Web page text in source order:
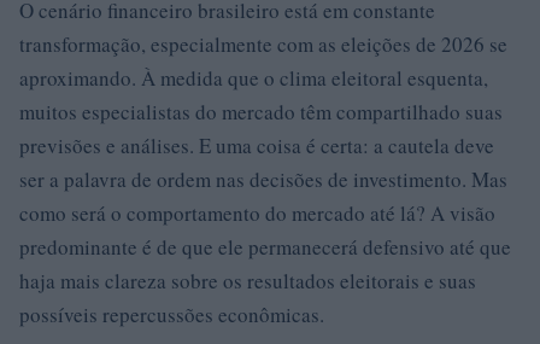
O cenário financeiro brasileiro está em constante
transformação, especialmente com as eleições de 2026 se
aproximando. À medida que o clima eleitoral esquenta,
muitos especialistas do mercado têm compartilhado suas
previsões e análises. E uma coisa é certa: a cautela deve
ser a palavra de ordem nas decisões de investimento. Mas
como será o comportamento do mercado até lá? A visão
predominante é de que ele permanecerá defensivo até que
haja mais clareza sobre os resultados eleitorais e suas
possíveis repercussões econômicas.